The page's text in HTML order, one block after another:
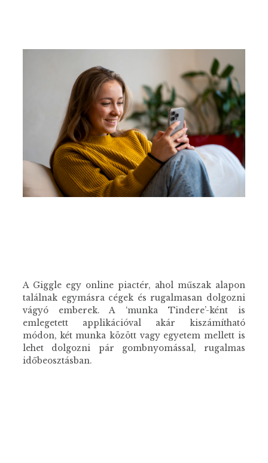
A Giggle egy online piactér, ahol műszak alapon
találnak egymásra cégek és rugalmasan dolgozni
vágyó emberek. A ‘munka Tindere’-ként is
emlegetett applikációval akár kiszámítható
módon, két munka között vagy egyetem mellett is
lehet dolgozni pár gombnyomással, rugalmas
időbeosztásban.